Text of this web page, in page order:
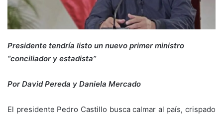
Presidente tendría listo un nuevo primer ministro
“conciliador y estadista”
Por David Pereda y Daniela Mercado
El presidente Pedro Castillo busca calmar al país, crispado